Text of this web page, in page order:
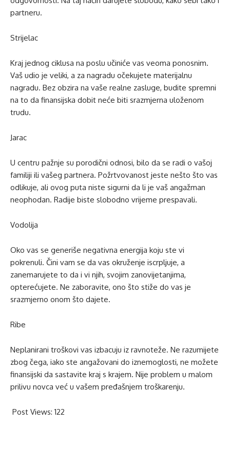
partneru.
Strijelac
Kraj jednog ciklusa na poslu učiniće vas veoma ponosnim.
Vaš udio je veliki, a za nagradu očekujete materijalnu
nagradu. Bez obzira na vaše realne zasluge, budite spremni
na to da finansijska dobit neće biti srazmjerna uloženom
trudu.
Jarac
U centru pažnje su porodični odnosi, bilo da se radi o vašoj
familiji ili vašeg partnera. Požrtvovanost jeste nešto što vas
odlikuje, ali ovog puta niste sigurni da li je vaš angažman
neophodan. Radije biste slobodno vrijeme prespavali.
Vodolija
Oko vas se generiše negativna energija koju ste vi
pokrenuli. Čini vam se da vas okruženje iscrpljuje, a
zanemarujete to da i vi njih, svojim zanovijetanjima,
opterećujete. Ne zaboravite, ono što stiže do vas je
srazmjerno onom što dajete.
Ribe
Neplanirani troškovi vas izbacuju iz ravnoteže. Ne razumijete
zbog čega, iako ste angažovani do iznemoglosti, ne možete
finansijski da sastavite kraj s krajem. Nije problem u malom
prilivu novca već u vašem pređašnjem troškarenju.
Post Views: 122